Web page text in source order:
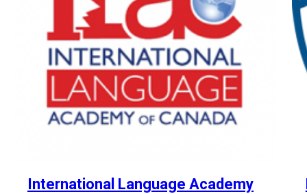
International Language Academy